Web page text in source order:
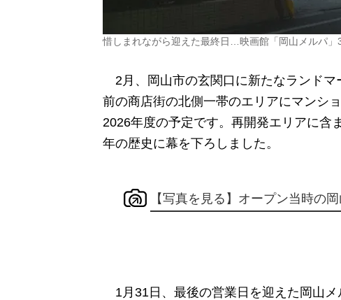
惜しまれながら迎えた最終日…映画館「岡山メルパ
2月、岡山市の玄関口に新たなランドマ
前の商店街の北側一帯のエリアにマンシ
2026年度の予定です。再開発エリアに含
年の歴史に幕を下ろしました。
【写真を見る】オープン当時の
1月31日、最後の営業日を迎えた岡山